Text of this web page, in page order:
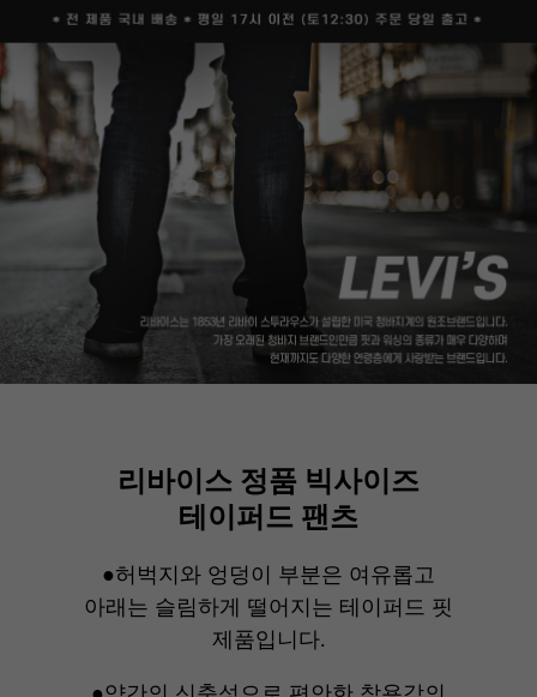
리바이스 정품 빅사이즈
테이퍼드 팬츠
●허벅지와 엉덩이 부분은 여유롭고
아래는 슬림하게 떨어지는 테이퍼드 핏
제품입니다.